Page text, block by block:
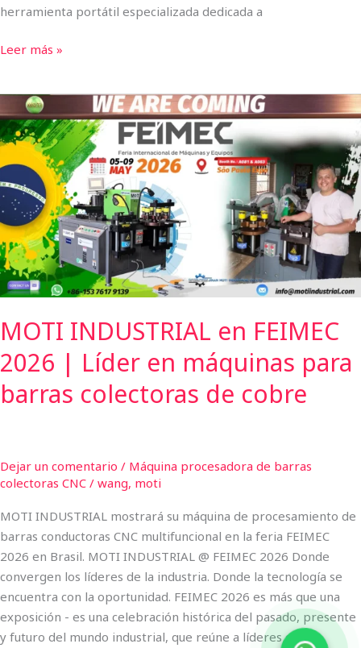
herramienta portátil especializada dedicada a
Leer más »
MOTI INDUSTRIAL en FEIMEC
2026 | Líder en máquinas para
barras colectoras de cobre
Dejar un comentario / Máquina procesadora de barras
colectoras CNC / wang, moti
MOTI INDUSTRIAL mostrará su máquina de procesamiento de
barras conductoras CNC multifuncional en la feria FEIMEC
2026 en Brasil. MOTI INDUSTRIAL @ FEIMEC 2026 Donde
convergen los líderes de la industria. Donde la tecnología se
encuentra con la oportunidad. FEIMEC 2026 es más que una
exposición - es una celebración histórica del pasado, presente
y futuro del mundo industrial, que reúne a líderes de la
MOTI
INDUSTRIAL
en
FEIMEC
2026
Líder
en
máquinas
para
colectoras
de
cobre